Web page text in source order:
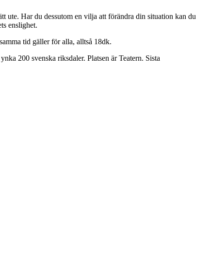
ute. Har du dessutom en vilja att förändra din situation kan du
enslighet.
tid gäller för alla, alltså 18dk.
200 svenska riksdaler. Platsen är Teatern. Sista